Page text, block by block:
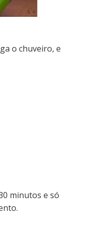
o chuveiro, e
minutos e só